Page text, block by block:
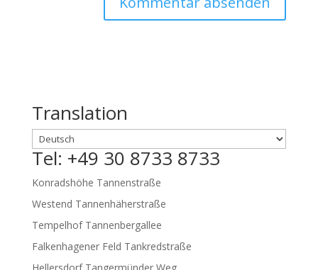
Translation
Tel: +49 30 8733 8733
Konradshöhe Tannenstraße
Westend Tannenhäherstraße
Tempelhof Tannenbergallee
Falkenhagener Feld Tankredstraße